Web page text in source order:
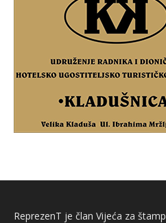
ReprezenT je član Vijeća za